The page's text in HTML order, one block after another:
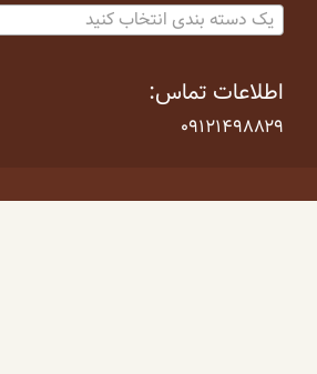
یک دسته بندی انتخاب کنید
اطلاعات تماس:
۰۹۱۲۱۴۹۸۸۲۹